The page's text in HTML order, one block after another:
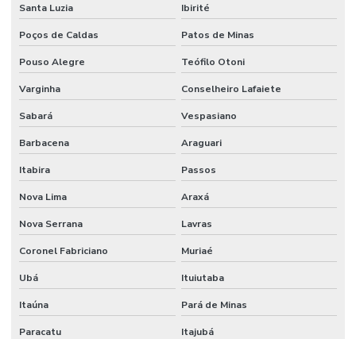
Santa Luzia Ibirité
Poços de Caldas Patos de Minas
Pouso Alegre Teófilo Otoni
Varginha Conselheiro Lafaiete
Sabará Vespasiano
Barbacena Araguari
Itabira Passos
Nova Lima Araxá
Nova Serrana Lavras
Coronel Fabriciano Muriaé
Ubá Ituiutaba
Itaúna Pará de Minas
Paracatu Itajubá